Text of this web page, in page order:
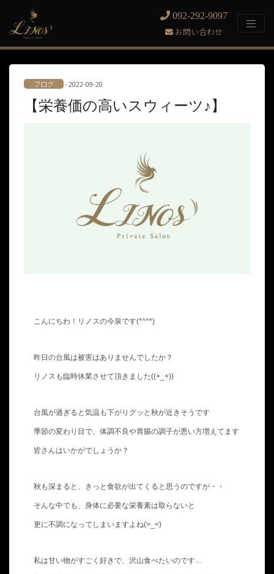
092-292-9097
お問い合わせ
ブログ - 2022-09-20
【栄養価の高いスウィーツ♪】
こんにちわ！リノスの今泉です(*^^*)
昨日の台風は被害はありませんでしたか？
リノスも臨時休業させて頂きました((+_+))
台風が過ぎると気温も下がりグッと秋が近きそうです
季節の変わり目で、体調不良や胃腸の調子が悪い方増えてます
皆さんはいかがでしょうか？
秋も深まると、きっと食欲が出てくると思うのですが・・
そんな中でも、身体に必要な栄養素は取らないと
更に不調になってしまいますよね(>_<)
私は甘い物がすごく好きで、沢山食べたいのです…